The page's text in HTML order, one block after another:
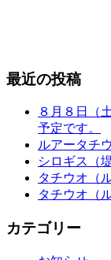
最近の投稿
８月８日（
予定です。
ルアータチ
シロギス（
タチウオ（
タチウオ（
カテゴリー